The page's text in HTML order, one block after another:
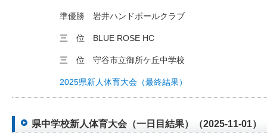
準優勝 岩井ハンドボールクラブ
三 位 BLUE ROSE HC
三 位 守谷市立御所ケ丘中学校
2025県新人体育大会（最終結果）
県中学校新人体育大会（一日目結果）（2025-11-01）